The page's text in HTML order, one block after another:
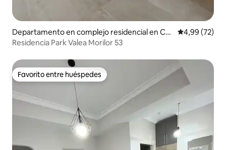
Departamento en complejo residencial en Chi
sináu
Calificación
4,99 (72)
Residencia Park Valea Morilor 53
Favorito entre huéspedes
Favorito entre huéspedes